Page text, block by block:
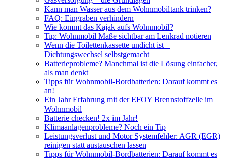
Kann man Wasser aus dem Wohnmobiltank trinken?
FAQ: Eingraben verhindern
Wie kommt das Kajak aufs Wohnmobil?
Tip: Wohnmobil Maße sichtbar am Lenkrad notieren
Wenn die Toilettenkassette undicht ist –
Dichtungswechsel selbstgemacht
Batterieprobleme? Manchmal ist die Lösung einfacher,
als man denkt
Tipps für Wohnmobil-Bordbatterien: Darauf kommt es
an!
Ein Jahr Erfahrung mit der EFOY Brennstoffzelle im
Wohnmobil
Batterie checken! 2x im Jahr!
Klimaanlagenprobleme? Noch ein Tip
Leistungsverlust und Motor Systemfehler: AGR (EGR)
reinigen statt austauschen lassen
Tipps für Wohnmobil-Bordbatterien: Darauf kommt es